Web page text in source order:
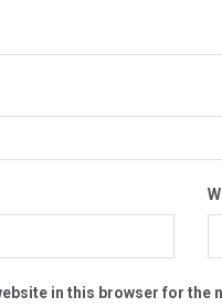
in this browser for the